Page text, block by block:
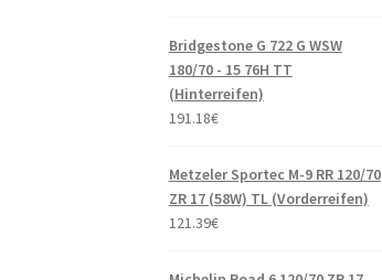
Bridgestone G 722 G WSW
180/70 - 15 76H TT
(Hinterreifen)
191.18€
Metzeler Sportec M-9 RR 120/70
ZR 17 (58W) TL (Vorderreifen)
121.39€